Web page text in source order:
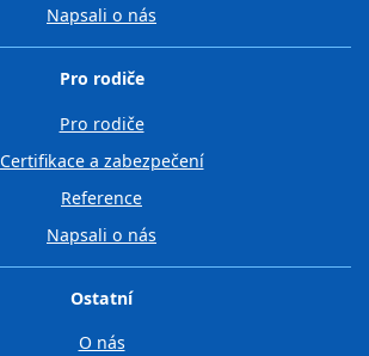
Napsali o nás
Pro rodiče
Pro rodiče
Certifikace a zabezpečení
Reference
Napsali o nás
Ostatní
O nás